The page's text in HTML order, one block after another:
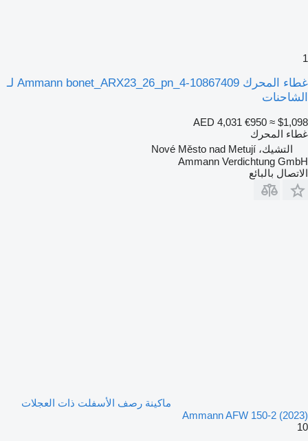
1
غطاء المحرك Ammann bonet_ARX23_26_pn_4-10867409 لـ
الشاحنات
AED 4,031 €950 ≈ $1,098
غطاء المحرك
التشيك، Nové Město nad Metují
Ammann Verdichtung GmbH
الاتصال بالبائع
ماكينة رصف الأسفلت ذات العجلات
Ammann AFW 150-2 (2023)
10